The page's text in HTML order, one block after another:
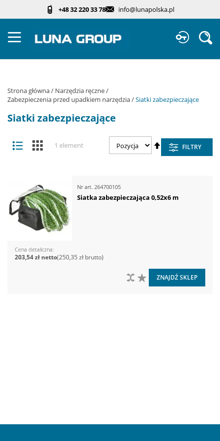
+48 32 220 33 78 info@lunapolska.pl
Strona główna
Narzędzia ręczne
Zabezpieczenia przed upadkiem narzędzia
Siatki zabezpieczające
Siatki zabezpieczające
Zobacz
jako
Lista Kafelki
1 element
Ustaw
kierunek
malejący
FILTRY
Nr art. 264700105
Siatka zabezpieczająca 0,52x6 m
Cena detaliczna
250,35 zł
203,54 zł
DO LISTY ŻYCZEŃ
DO PORÓWNANIA
ZNAJDŹ SKLEP